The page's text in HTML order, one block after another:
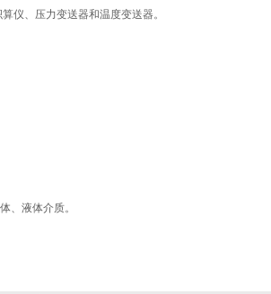
仪、压力变送器和温度变送器。
、液体介质。